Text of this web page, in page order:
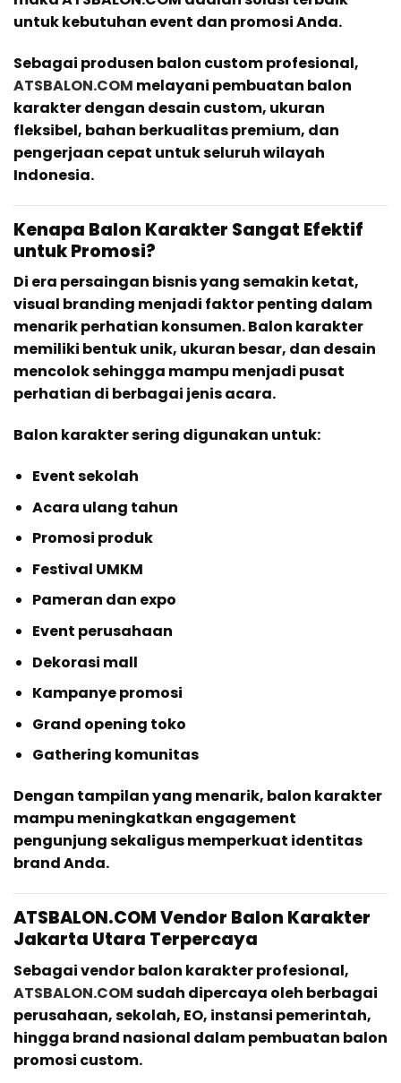
untuk kebutuhan event dan promosi Anda.
Sebagai produsen balon custom profesional,
ATSBALON.COM melayani pembuatan balon
karakter dengan desain custom, ukuran
fleksibel, bahan berkualitas premium, dan
pengerjaan cepat untuk seluruh wilayah
Indonesia.
Kenapa Balon Karakter Sangat Efektif
untuk Promosi?
Di era persaingan bisnis yang semakin ketat,
visual branding menjadi faktor penting dalam
menarik perhatian konsumen. Balon karakter
memiliki bentuk unik, ukuran besar, dan desain
mencolok sehingga mampu menjadi pusat
perhatian di berbagai jenis acara.
Balon karakter sering digunakan untuk:
Event sekolah
Acara ulang tahun
Promosi produk
Festival UMKM
Pameran dan expo
Event perusahaan
Dekorasi mall
Kampanye promosi
Grand opening toko
Gathering komunitas
Dengan tampilan yang menarik, balon karakter
mampu meningkatkan engagement
pengunjung sekaligus memperkuat identitas
brand Anda.
ATSBALON.COM Vendor Balon Karakter
Jakarta Utara Terpercaya
Sebagai vendor balon karakter profesional,
ATSBALON.COMsudah dipercaya oleh berbagai
perusahaan, sekolah, EO, instansi pemerintah,
hingga brand nasional dalam pembuatan balon
promosi custom.